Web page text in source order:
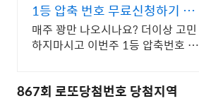
1등 압축 번호 무료신청하기 10
조합 압축번호무료신청하기
매주 꽝만 나오시나요? 더이상 고민
하지마시고 이번주 1등 압축번호 무
드립니다
867회 로또당첨번호 당첨지역